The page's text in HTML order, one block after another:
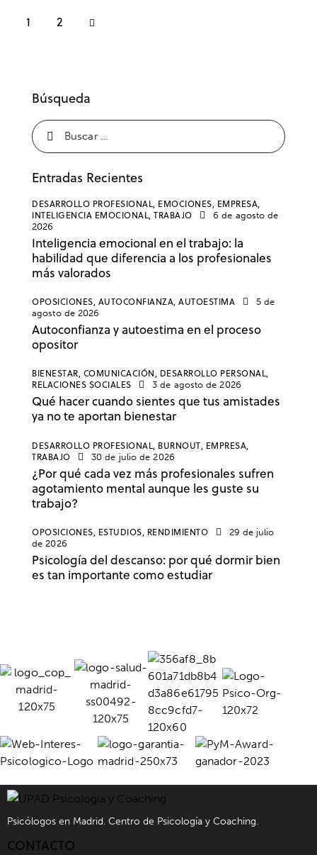
1 2
Búsqueda
Entradas Recientes
DESARROLLO PROFESIONAL, EMOCIONES, EMPRESA,
INTELIGENCIA EMOCIONAL, TRABAJO
6 de agosto de
2026
Inteligencia emocional en el trabajo: la
habilidad que diferencia a los profesionales
más valorados
OPOSICIONES, AUTOCONFIANZA, AUTOESTIMA
5 de
agosto de 2026
Autoconfianza y autoestima en el proceso
opositor
BIENESTAR, COMUNICACIÓN, DESARROLLO PERSONAL,
RELACIONES SOCIALES
3 de agosto de 2026
Qué hacer cuando sientes que tus amistades
ya no te aportan bienestar
DESARROLLO PROFESIONAL, BURNOUT, EMPRESA,
TRABAJO
30 de julio de 2026
¿Por qué cada vez más profesionales sufren
agotamiento mental aunque les guste su
trabajo?
OPOSICIONES, ESTUDIOS, RENDIMIENTO
29 de julio
de 2026
Psicología del descanso: por qué dormir bien
es tan importante como estudiar
Psicólogos en Madrid. Centro de Psicología y Coaching.
CONTACTO